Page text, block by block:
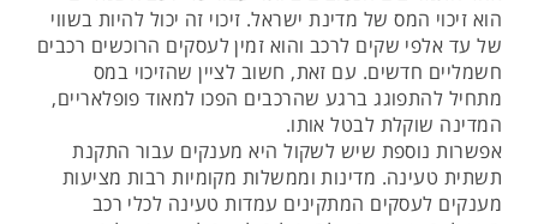
הוא זיכוי המס של מדינת ישראל. זיכוי זה יכול להיות בשווי
של עד אלפי שקים לרכב והוא זמין לעסקים הרוכשים רכבים
חשמליים חדשים. עם זאת, חשוב לציין שהזיכוי במס
מתחיל להתפוגג ברגע שהרכבים הפכו למאוד פופלאריים,
המדינה שוקלת לבטל אותו.
אפשרות נוספת שיש לשקול היא מענקים עבור התקנת
תשתית טעינה. מדינות וממשלות מקומיות רבות מציעות
מענקים לעסקים המתקינים עמדות טעינה לכלי רכב